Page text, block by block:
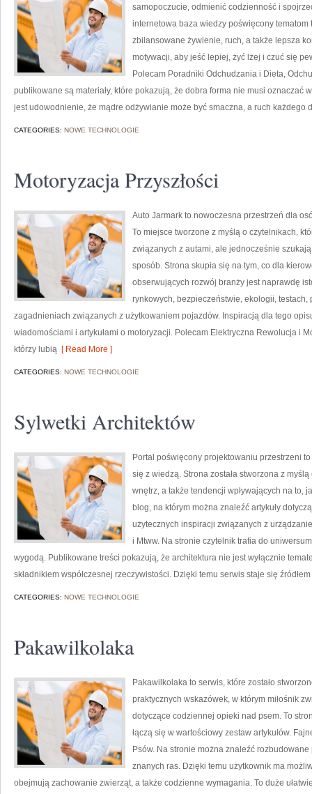
samopoczucie, odmienić codzienność i
internetowa baza wiedzy poświęcony
zbilansowane żywienie, ruch, a także lepsza
motywacji, aby jeść lepiej, żyć lżej i czuć się
Polecam Poradniki Odchudzania i Dieta,
publikowane są materiały, które pokazują, że dobra forma nie musi oznaczać
jest udowodnienie, że mądre odżywianie może być smaczna, a ruch każdego
CATEGORIES: NOWE TECHNOLOGIE
Motoryzacja Przyszłości
Auto Jarmark to nowoczesna przestrzeń dla
To miejsce tworzone z myślą o czytelnikach,
związanych z autami, ale jednocześnie
sposób. Strona skupia się na tym, co dla
obserwujących rozwój branży jest naprawdę
rynkowych, bezpieczeństwie, ekologii,
zagadnieniach związanych z użytkowaniem pojazdów. Inspiracją dla tego
wiadomościami i artykułami o motoryzacji. Polecam Elektryczna Rewolucja i
którzy lubią [ Read More ]
CATEGORIES: NOWE TECHNOLOGIE
Sylwetki Architektów
Portal poświęcony projektowaniu przestrzeni
się z wiedzą. Strona została stworzona z
wnętrz, a także tendencji wpływających na to,
blog, na którym można znaleźć artykuły
użytecznych inspiracji związanych z
i Mtww. Na stronie czytelnik trafia do
wygodą. Publikowane treści pokazują, że architektura nie jest wyłącznie
składnikiem współczesnej rzeczywistości. Dzięki temu serwis staje się źródłem
CATEGORIES: NOWE TECHNOLOGIE
Pakawilkolaka
Pakawilkolaka to serwis, które zostało
praktycznych wskazówek, w którym miłośnik
dotyczące codziennej opieki nad psem. To
łączą się w wartościowy zestaw artykułów.
Psów. Na stronie można znaleźć
znanych ras. Dzięki temu użytkownik ma
obejmują zachowanie zwierząt, a także codzienne wymagania. To duże